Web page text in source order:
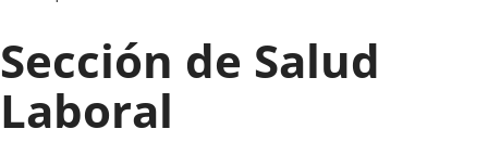
de
Valladolid
Sección de Salud
Laboral